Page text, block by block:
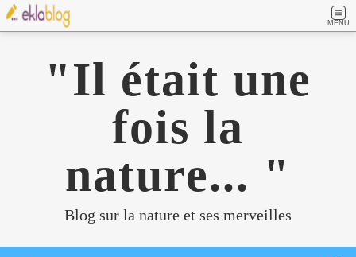
MENU
"Il était une
fois la
nature... "
Blog sur la nature et ses merveilles